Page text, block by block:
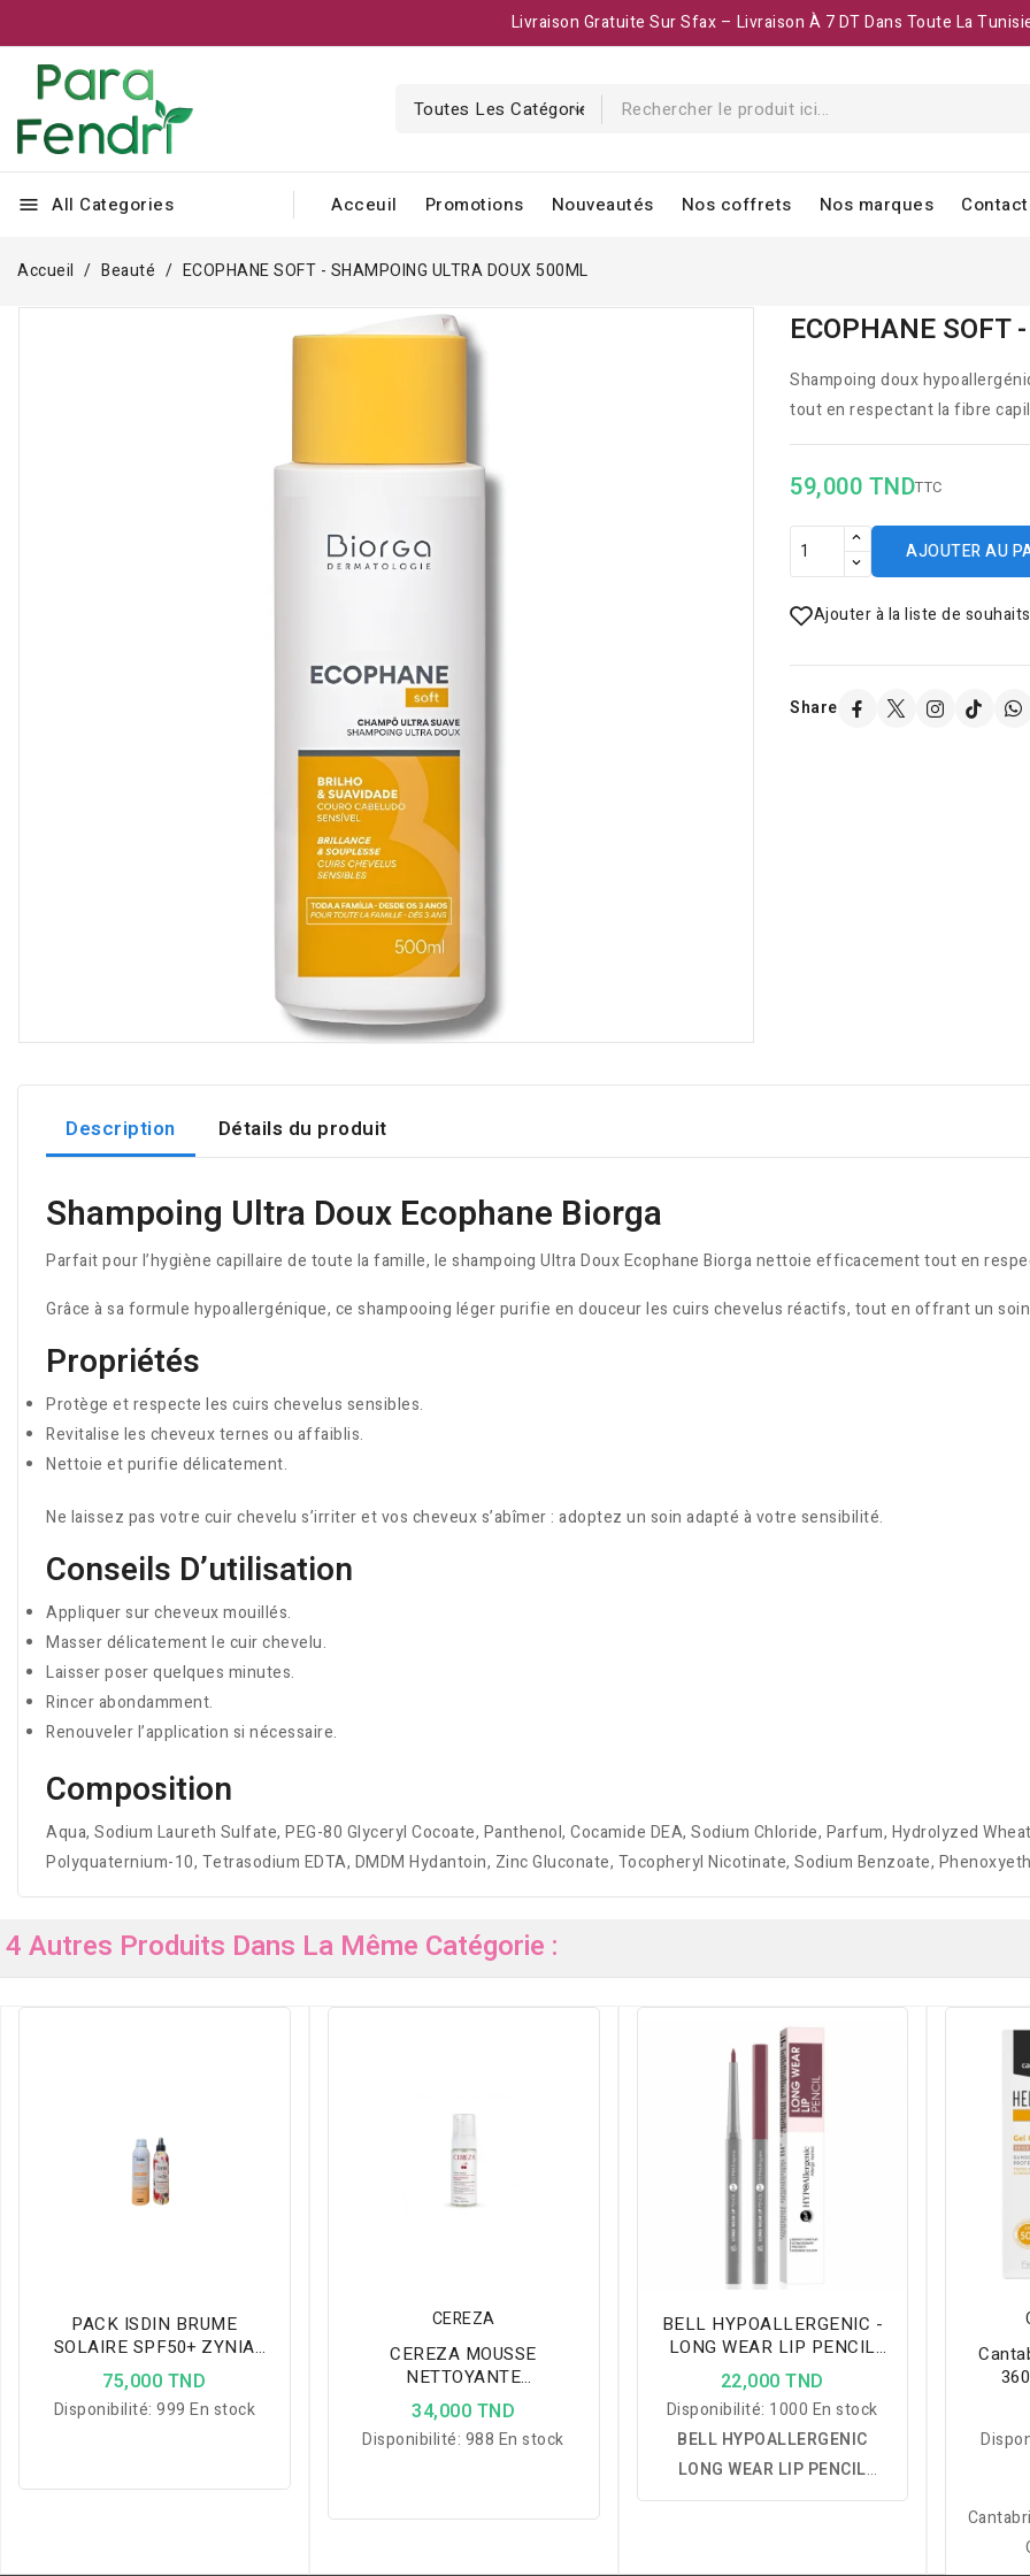
Livraison Gratuite Sur Sfax – Livraison À 7 DT Dans Toute La
menu All Categories Acceuil Promotions Nouveautés Nos coffrets Nos marques
Accueil Beauté ECOPHANE SOFT - SHAMPOING ULTRA DOUX 500ML
ECOPHANE SOFT
Shampoing doux
tout en respectant la fibre
59,000 TNDTTC
AJOUTER AU
Ajouter à la liste de souhaits
Share
Description Détails du produit
Shampoing Ultra Doux Ecophane Biorga
Parfait pour l’hygiène capillaire de toute la famille, le shampoing Ultra Doux Ecophane Biorga nettoie efficacement tout en
Grâce à sa formule hypoallergénique, ce shampooing léger purifie en douceur les cuirs chevelus réactifs, tout en offrant un
Propriétés
Protège et respecte les cuirs chevelus sensibles.
Revitalise les cheveux ternes ou affaiblis.
Nettoie et purifie délicatement.
Ne laissez pas votre cuir chevelu s’irriter et vos cheveux s’abîmer : adoptez un soin adapté à votre sensibilité.
Conseils D’utilisation
Appliquer sur cheveux mouillés.
Masser délicatement le cuir chevelu.
Laisser poser quelques minutes.
Rincer abondamment.
Renouveler l’application si nécessaire.
Composition
Aqua, Sodium Laureth Sulfate, PEG-80 Glyceryl Cocoate, Panthenol, Cocamide DEA, Sodium Chloride, Parfum, Hydrolyzed
Polyquaternium-10, Tetrasodium EDTA, DMDM Hydantoin, Zinc Gluconate, Tocopheryl Nicotinate, Sodium Benzoate,
4 Autres Produits Dans La Même Catégorie :
PACK ISDIN BRUME
SOLAIRE SPF50+ ZYNIA
BRUME PARFUME SUBLIME
75,000 TND
Disponibilité:999 En stock
CEREZA
CEREZA MOUSSE
NETTOYANTE
ECLAIRCISSANTE 150ML
34,000 TND
Disponibilité: 988 En stock
BELL HYPOALLERGENIC -
LONG WEAR LIP PENCIL
CRAYON LÈVRES - 06
MAUVE
22,000 TND
Disponibilité: 1000 En stock
BELL HYPOALLERGENIC
LONG WEAR LIP PENCIL
CRAYON LÈVRES – 06 MAUVE